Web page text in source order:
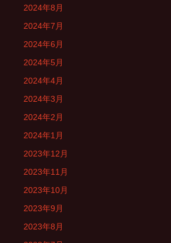
2024年8月
2024年7月
2024年6月
2024年5月
2024年4月
2024年3月
2024年2月
2024年1月
2023年12月
2023年11月
2023年10月
2023年9月
2023年8月